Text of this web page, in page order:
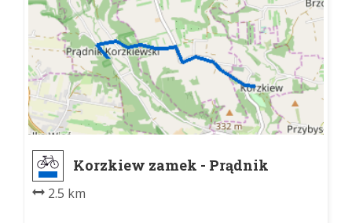
Korzkiew zamek - Prądnik
2.5 km